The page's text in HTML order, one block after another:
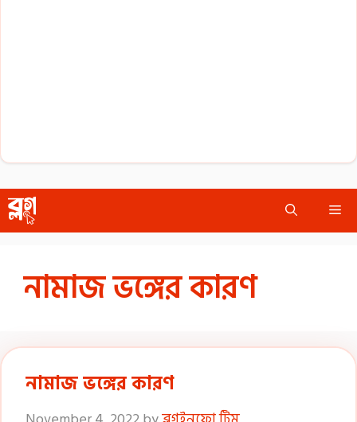
Skip
to
নামাজ ভঙ্গের কারণ
নামাজ ভঙ্গের কারণ